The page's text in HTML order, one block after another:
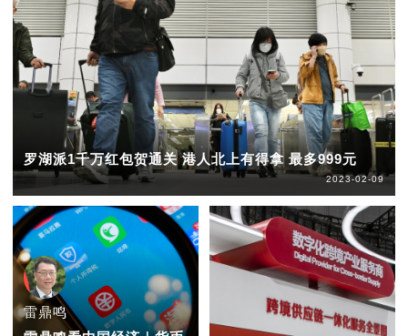
罗湖派1千万红包贺通关 港人北上有得拿 最多999元
2023-02-09
雷鼎鸣